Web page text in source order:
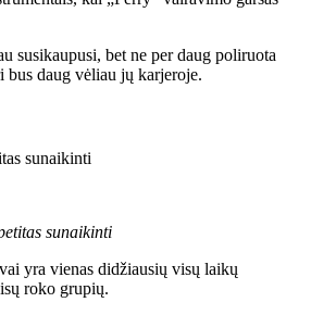
susikaupusi, bet ne per daug poliruota
bus daug vėliau jų karjeroje.
sunaikinti
sunaikinti
yra vienas didžiausių visų laikų
roko grupių.